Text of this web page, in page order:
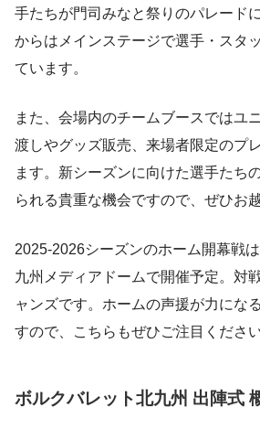
手たちが門司みなと祭りのパレード
からはメインステージで選手・スタ
ています。
また、会場内のチームブースではユ
渡しやグッズ販売、来場者限定のプ
ます。新シーズンに向けた選手たち
られる貴重な機会ですので、ぜひお
2025-2026シーズンのホーム開幕戦
九州メディアドームで開催予定。対
ャンズです。ホームの声援が力にな
すので、こちらもぜひご注目ください
ボルクバレット北九州 出陣式